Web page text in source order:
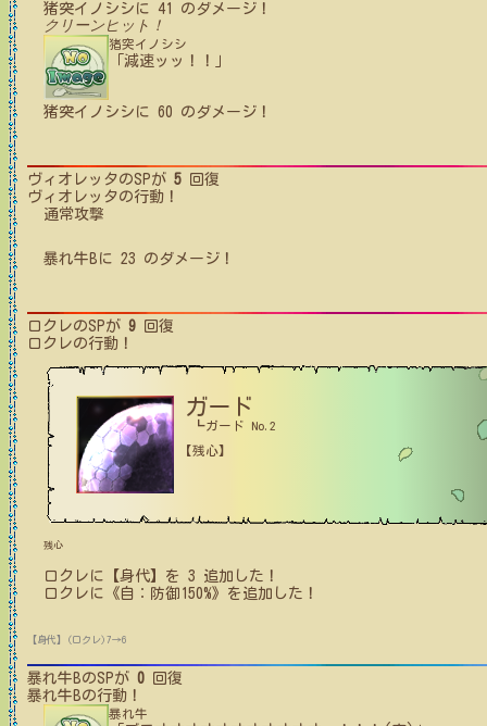
猪突イノシシ に 41 のダメージ！
クリーンヒット！
猪突イノシシ
「減速ッッ！！」
猪突イノシシ に 60 のダメージ！
ヴィオレッタのSPが 5 回復
ヴィオレッタの行動！
通常攻撃
暴れ牛B に 23 のダメージ！
ロクレのSPが 9 回復
ロクレの行動！
ガード
┗ガード No.2
【残心】
残心
ロクレ に【身代】を 3 追加した！
ロクレ に 《自：防御150%》 を追加した！
【身代】(ロクレ)7→6
暴れ牛BのSPが 0 回復
暴れ牛Bの行動！
暴れ牛